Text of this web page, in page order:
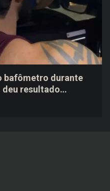
bafômetro durante
resultado
dos agentes de